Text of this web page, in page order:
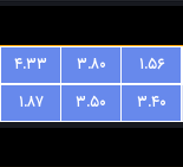
۱.۵۶ ۳.۸۰
۴.۳۳
۳.۴۰ ۳.۵۰
۱.۸۷